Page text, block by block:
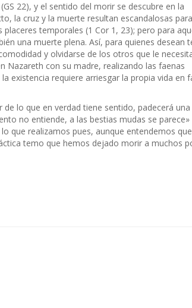
22), y el sentido del morir se descubre en la
la cruz y la muerte resultan escandalosas para
temporales (1 Cor 1, 23); pero para
una muerte plena. Así, para quienes desean
y olvidarse de los otros que le
Nazareth con su madre, realizando las faenas
existencia requiere arriesgar la propia vida en
lo que en verdad tiene sentido, padecerá una
no entiende, a las bestias mudas se parece»
que realizamos pues, aunque entendemos
temo que hemos dejado morir a muchos